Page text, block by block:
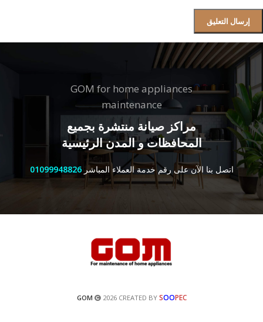
GOM for home appliances
maintenance
مراكز صيانة منتشرة بجميع
المحافظات و المدن الرئيسية
اتصل بنا الآن على رقم خدمة العملاء المباشر 01099948826
GOM 2026 CREATED BY SOOPEC